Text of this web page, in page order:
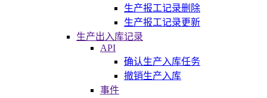
生产报工记录删除
生产报工记录更新
生产出入库记录
API
确认生产入库任务
撤销生产入库
事件